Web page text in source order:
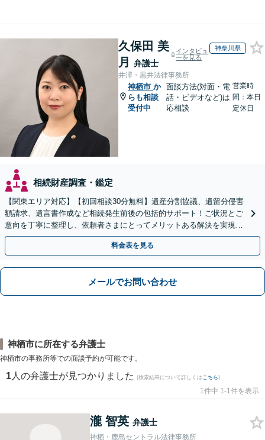
久保田 美
月
弁護士
インタビュ
ーを見る
神奈川県
井澤・黒井法律事務所
神栖市 か
らも相談
受付中
面談方法(対面・電
話・ビデオなど)は
応相談
営業時
間：本日
定休日
相続財産調査・鑑定
【関東エリア対応】【初回相談30分無料】遺産分割協議、遺留分侵害
額請求、遺言書作成など相続発生前後の包括的サポート！ご状況とご
意向を丁寧に整理し、依頼者さまにとってメリットある解決を実現で
きるよう尽力します【休日・夜間相談対応（要予約）】
料金表を見る
メールでお問い合わせ
神栖市に所在する弁護士
神栖市の事務所等での面談予約が可能です。
1 人の弁護士が見つかりました (検索結果について詳しくは こちら)
1件中 1-1件を表示
瀧 智英 弁護士
神栖・鹿島セントラル法律事務所